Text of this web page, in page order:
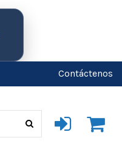
Contáctenos